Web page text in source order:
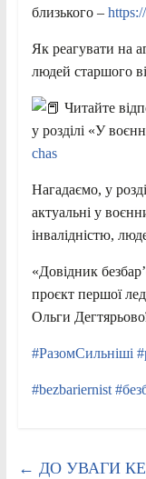
близького –
Як реагувати на
людей старшого
Читайте
у розділі «У
chas
Нагадаємо, у
актуальні у
інвалідністю,
«Довідник
проєкт першої
Ольги
#РазомСильніші
#bezbariernist
← ДО УВАГИ